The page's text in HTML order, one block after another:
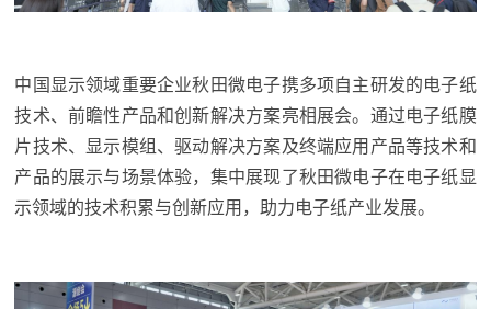
中国显示领域重要企业秋田微电子携多项自主研发的电子纸
技术、前瞻性产品和创新解决方案亮相展会。通过电子纸膜
片技术、显示模组、驱动解决方案及终端应用产品等技术和
产品的展示与场景体验，集中展现了秋田微电子在电子纸显
示领域的技术积累与创新应用，助力电子纸产业发展。